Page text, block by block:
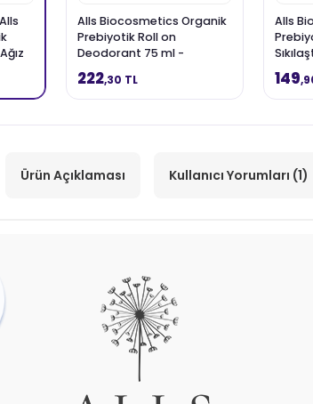
Alls
Alls Biocosmetics Organik
Prebiyotik Roll on
Deodorant 75 ml -
Kadınlar İçin
222,30 TL
Alls
149
Ürün Açıklaması Kullanıcı Yorumları (1)